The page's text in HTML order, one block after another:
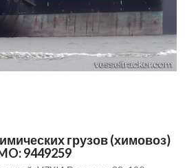
грузов (химовоз)
9449259